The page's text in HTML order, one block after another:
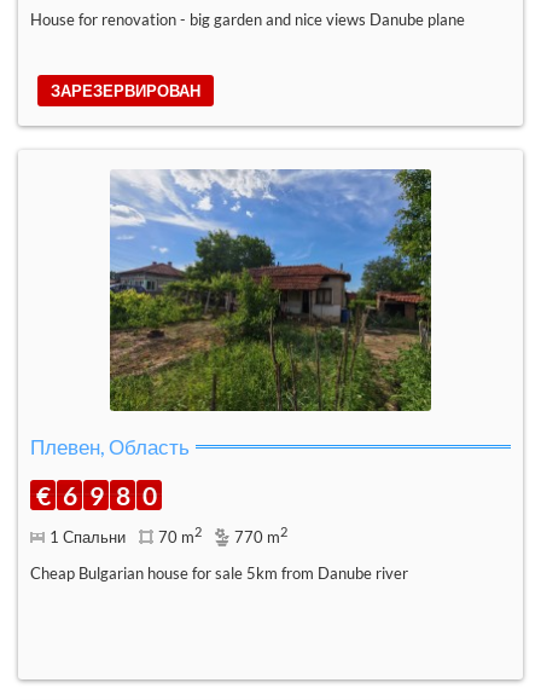
House for renovation - big garden and nice views Danube plane
ЗАРЕЗЕРВИРОВАН
Плевен, Область
€ 6 9 8 0
1 Спальни 70 m2 770 m2
Cheap Bulgarian house for sale 5km from Danube river